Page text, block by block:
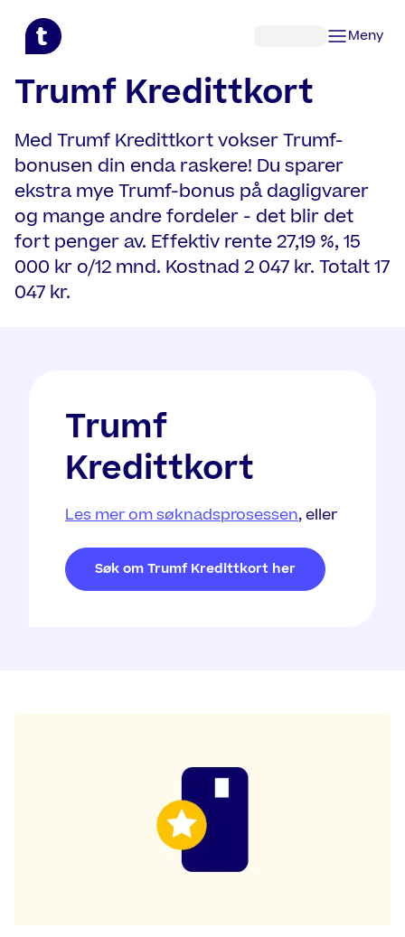
Meny
Trumf Kredittkort
Med Trumf Kredittkort vokser Trumf-
bonusen din enda raskere! Du sparer
ekstra mye Trumf-bonus på dagligvarer
og mange andre fordeler - det blir det
fort penger av. Effektiv rente 27,19 %, 15
000 kr o/12 mnd. Kostnad 2 047 kr. Totalt 17
047 kr.
Trumf
Kredittkort
Les mer om søknadsprosessen, eller
Søk om Trumf Kredittkort her